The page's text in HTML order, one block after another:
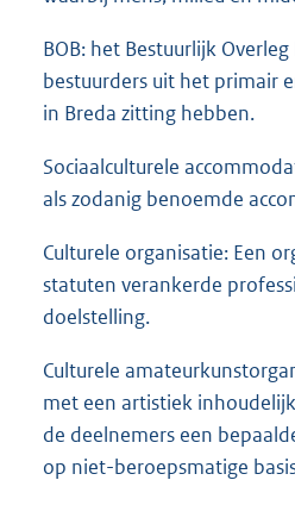
BOB: het Bestuurlijk
bestuurders uit het primair
in Breda zitting hebben.
Sociaalculturele
als zodanig benoemde
Culturele organisatie: Een
statuten verankerde
doelstelling.
Culturele
met een artistiek
de deelnemers een
op niet-beroepsmatige